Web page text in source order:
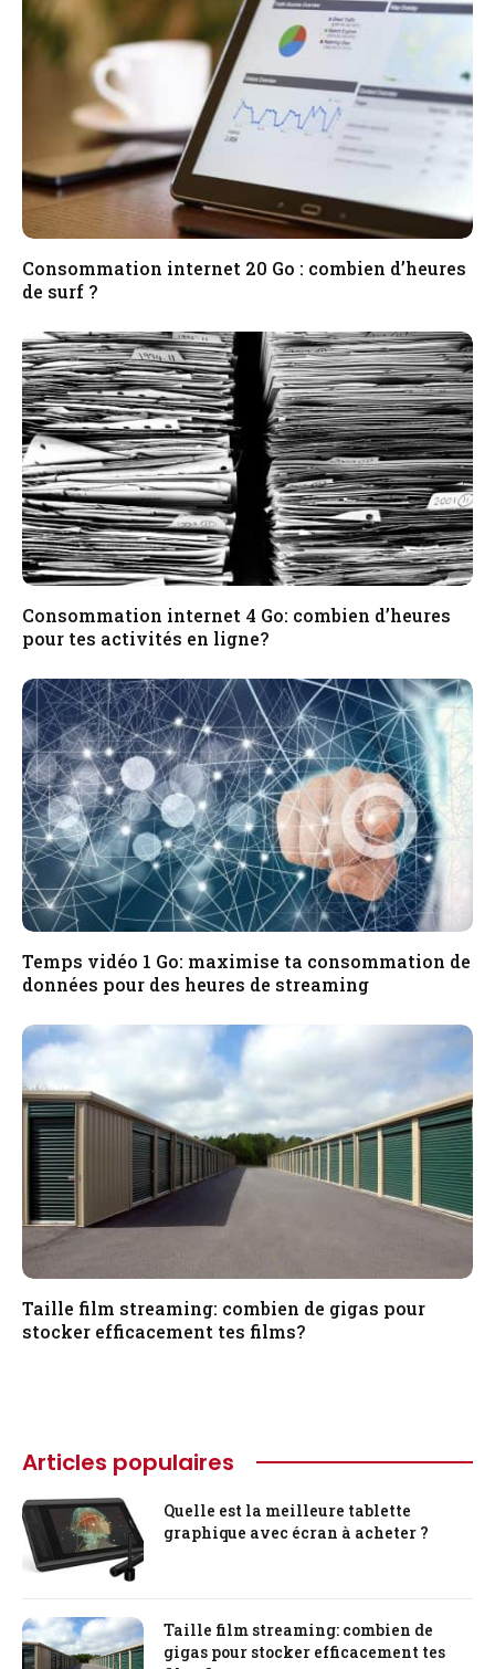
Consommation internet 20 Go : combien d’heures
de surf ?
Consommation internet 4 Go: combien d’heures
pour tes activités en ligne?
Temps vidéo 1 Go: maximise ta consommation de
données pour des heures de streaming
Taille film streaming: combien de gigas pour
stocker efficacement tes films?
Articles populaires
Quelle est la meilleure tablette
graphique avec écran à acheter ?
Taille film streaming: combien de
gigas pour stocker efficacement tes